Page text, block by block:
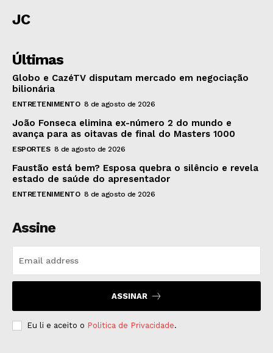
JC
Últimas
Globo e CazéTV disputam mercado em negociação
bilionária
ENTRETENIMENTO 8 de agosto de 2026
João Fonseca elimina ex-número 2 do mundo e
avança para as oitavas de final do Masters 1000
ESPORTES 8 de agosto de 2026
Faustão está bem? Esposa quebra o silêncio e revela
estado de saúde do apresentador
ENTRETENIMENTO 8 de agosto de 2026
Assine
ASSINAR
Eu li e aceito o Politica de Privacidade.